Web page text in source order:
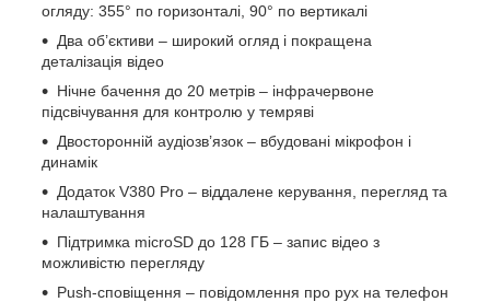
огляду: 355° по горизонталі, 90° по вертикалі
Два об’єктиви – широкий огляд і покращена
деталізація відео
Нічне бачення до 20 метрів – інфрачервоне
підсвічування для контролю у темряві
Двосторонній аудіозв’язок – вбудовані мікрофон і
динамік
Додаток V380 Pro – віддалене керування, перегляд та
налаштування
Підтримка microSD до 128 ГБ – запис відео з
можливістю перегляду
Push-сповіщення – повідомлення про рух на телефон